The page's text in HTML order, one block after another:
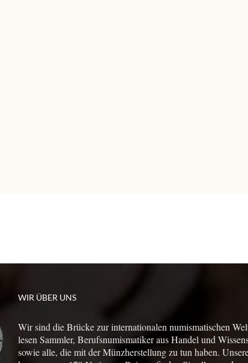
WIR ÜBER UNS
Wir sind die Brücke zur internationalen numismatischen
lesen Sammler, Berufsnumismatiker aus Handel und
sowie alle, die mit der Münzherstellung zu tun haben.